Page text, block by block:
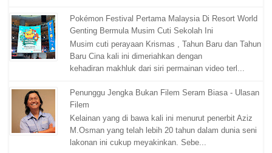
Pokémon Festival Pertama Malaysia Di Resort World
Genting Bermula Musim Cuti Sekolah Ini
Musim cuti perayaan Krismas , Tahun Baru dan Tahun
Baru Cina kali ini dimeriahkan dengan
kehadiran makhluk dari siri permainan video terl...
Penunggu Jengka Bukan Filem Seram Biasa - Ulasan
Filem
Kelainan yang di bawa kali ini menurut penerbit Aziz
M.Osman yang telah lebih 20 tahun dalam dunia seni
lakonan ini cukup meyakinkan. Sebe...